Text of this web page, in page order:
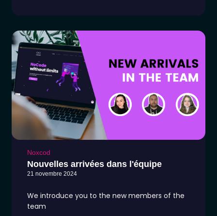
Noxcod
Nouvelles arrivées dans l'équipe
21 novembre 2024
We introduce you to the new members of the
team